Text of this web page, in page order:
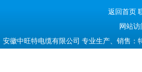
返回首页
网站
安徽中旺特电缆有限公司 专业生产、销售